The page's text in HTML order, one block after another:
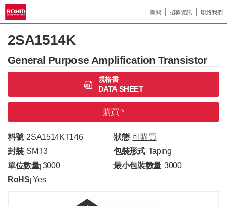
新聞 招募資訊 聯絡我們
2SA1514K
General Purpose Amplification Transistor
規格書
DATA SHEET
購買 *
料號|2SA1514KT146 狀態| 可購買
封裝| SMT3 包裝形式| Taping
單位數量| 3000 最小包裝數量 |3000
RoHS Yes